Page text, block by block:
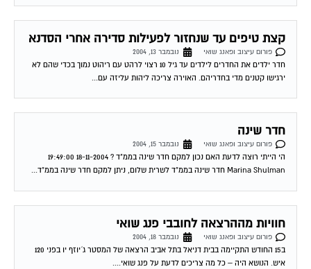
קצת טיפים עד שנחזור לפעילות סדירה אחרי הסדנא
פורום עיצוב ופאנג שואי
נובמבר 13, 2004
חדר ילדים את החדרים לילדים עד גיל 10 רצוי לרהט עם ריהוט נמוך בכדי שהם לא
ירגישו קטנים מדי בחדריהם. האוירה צריכה ליהות עליזה עם...
חדר שינה
פורום עיצוב ופאנג שואי
Marina Shulman חדר שינה בממ"ד לשרית שלום, ניתן למקם חדר שינה בממ"ד...
חוויות מההרצאה לחובבי פנג שואי
פורום עיצוב ופאנג שואי
נובמבר 18, 2004
איש. הנושא היה – כל מה צריכים לדעת על פנג שואי....